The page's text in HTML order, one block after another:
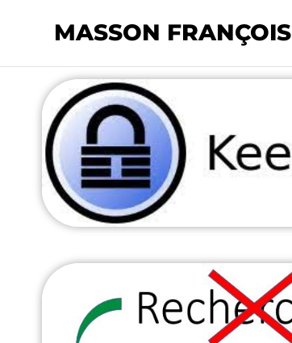
MASSON FRANÇOIS